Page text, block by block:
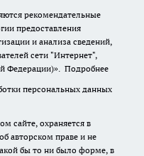
рекомендательные
предоставления
и анализа сведений,
сети "Интернет",
Федерации)». Подробнее
персональных данных
сайте, охраняется в
авторском праве и не
бы то ни было форме, в